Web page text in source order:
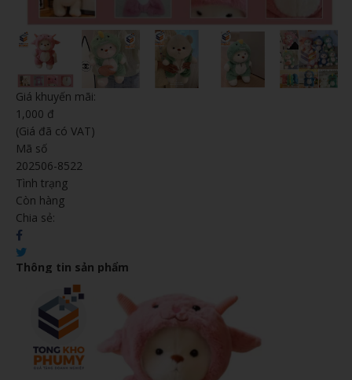
Giá khuyến mãi:
1,000 đ
(Giá đã có VAT)
Mã số
202506-8522
Tình trạng
Còn hàng
Chia sẻ:
Thông tin sản phẩm